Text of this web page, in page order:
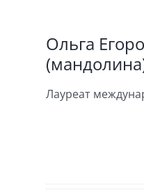
Ольга
Лауреат